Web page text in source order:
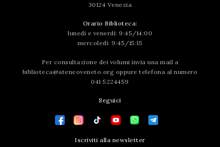
30124 Venezia
Orario Biblioteca:
lunedì e venerdì: 9:45/14:00
mercoledì: 9:45/15:15
Per consultazione dei volumi invia una mail a
biblioteca@ateneoveneto.org oppure telefona al numero
041 5224459
Seguici
Iscriviti alla newsletter